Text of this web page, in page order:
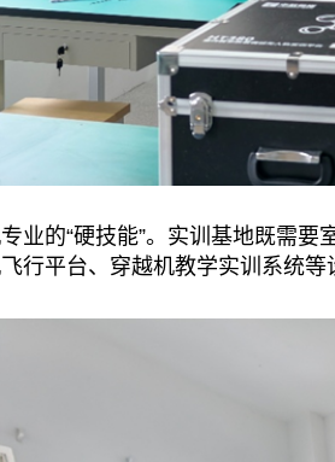
业的“硬技能”。实训基地既需
行平台、穿越机教学实训系统